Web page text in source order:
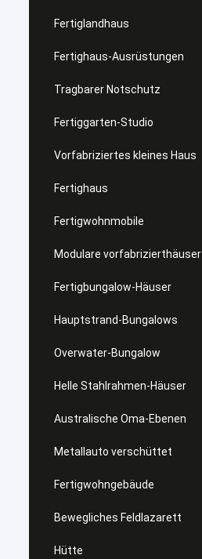
Fertiglandhaus
Fertighaus-Ausrüstungen
Tragbarer Notschutz
Fertiggarten-Studio
Vorfabriziertes kleines Haus
Fertighaus
Fertigwohnmobile
Modulare vorfabrizierthäuser
Fertigbungalow-Häuser
Hauptstrand-Bungalows
Overwater-Bungalow
Helle Stahlrahmen-Häuser
Australische Oma-Ebenen
Metallauto verschüttet
Fertigwohngebäude
Bewegliches Feldlazarett
Hütte